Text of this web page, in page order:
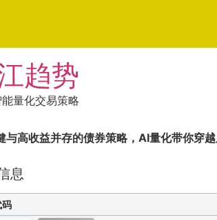
趋势
量化交易策略
与高收益并存的债券策略，AI量化带你穿越
息
码